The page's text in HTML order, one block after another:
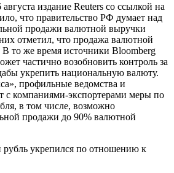
издание Reuters со ссылкой на
что правительство РФ думает над
продажи валютной выручки
отметил, что продажа валютной
то же время источники Bloomberg
частично возобновить контроль за
укрепить национальную валюту.
профильные ведомства и
с компаниями-экспортерами меры по
в том числе, возможно
продажи до 90% валютной
рубль укрепился по отношению к